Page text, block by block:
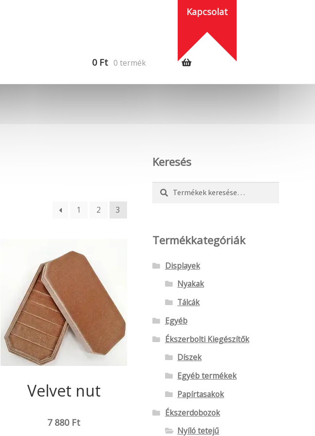
Kapcsolat
0 Ft 0 termék
1 2 3
Velvet nut
7 880 Ft
Keresés
Keresés
Keresés
Termékkategóriák
Displayek
Nyakak
Tálcák
Egyéb
Ékszerbolti Kiegészítők
Díszek
Egyéb termékek
Papírtasakok
Ékszerdobozok
Nyíló tetejű